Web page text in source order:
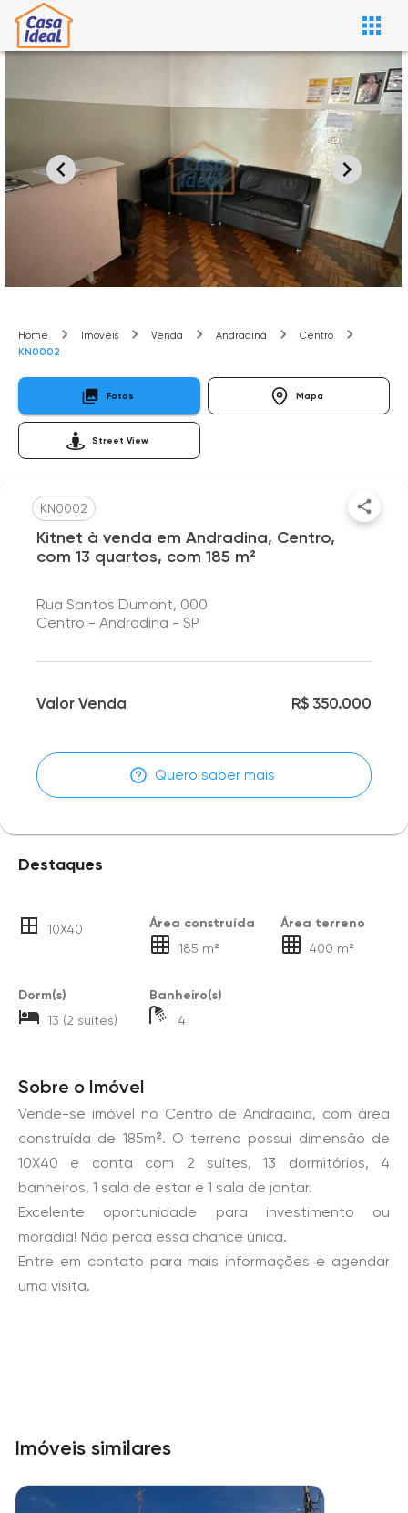
Home Imóveis Venda Andradina
Centro
KN0002
Fotos Mapa
Street View
KN0002
Kitnet à venda em Andradina, Centro,
com 13 quartos, com 185 m²
Rua Santos Dumont, 000
Centro - Andradina - SP
Valor Venda R$ 350.000
Quero saber mais
Destaques
10X40 Área construída
185 m²
Área terreno
400 m²
Dorm(s)
13 (2 suítes)
Banheiro(s)
4
Sobre o Imóvel
Vende-se imóvel no Centro de Andradina, com área
construída de 185m². O terreno possui dimensão de
10X40 e conta com 2 suítes, 13 dormitórios, 4
banheiros, 1 sala de estar e 1 sala de jantar.
Excelente oportunidade para investimento ou
moradia! Não perca essa chance única.
Entre em contato para mais informações e agendar
uma visita.
Imóveis similares